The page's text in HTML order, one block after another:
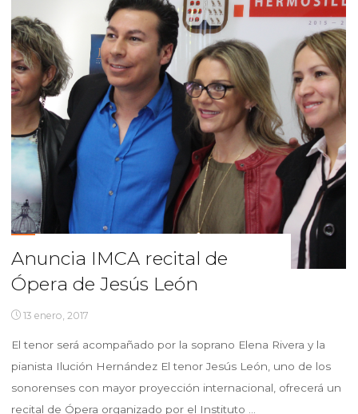
“Haz
la
mejor
poesía”"
Anuncia IMCA recital de
Ópera de Jesús León
13 enero, 2017
El tenor será acompañado por la soprano Elena Rivera y la
pianista Ilución Hernández El tenor Jesús León, uno de los
sonorenses con mayor proyección internacional, ofrecerá un
recital de Ópera organizado por el Instituto …